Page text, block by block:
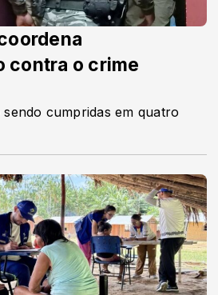
contra o crime
sendo cumpridas em quatro